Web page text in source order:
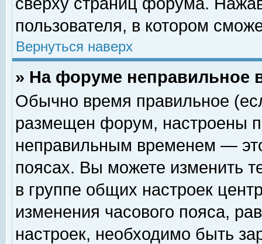
пользователя, в котором
Вернуться наверх
» На форуме неправильное
Обычно время правильное
размещен форум, настроены
неправильным временем —
поясах. Вы можете изменить
в группе общих настроек
изменения часового пояса,
настроек, необходимо быть